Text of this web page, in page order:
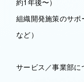
約1年後〜）
組織開発施策のサ
など）
サービス／事業部に